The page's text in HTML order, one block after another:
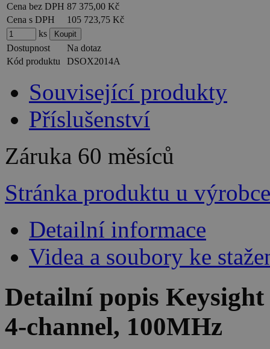
Cena bez DPH 87 375,00 Kč
Cena s DPH
105 723,75 Kč
ks
Dostupnost
Na dotaz
Kód produktu
DSOX2014A
Související produkty
Příslušenství
Záruka 60 měsíců
Stránka produktu u výrobce
Detailní informace
Videa a soubory ke
Detailní popis Keysight
4-channel, 100MHz